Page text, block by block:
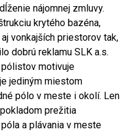
nájomnej zmluvy.
krytého bazéna,
vonkajších priestorov tak,
dobrú reklamu SLK a.s.
motivuje
jediným miestom
pólo v meste i okolí. Len
prežitia
a plávania v meste